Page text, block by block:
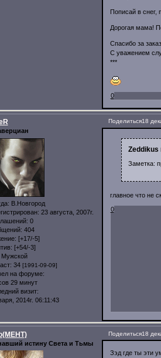
Пописай в снег,
Дорогая мама!
Спасибо за
С уважением
***
0
Поделиться18
В.Новгород
: 23 августа, 2007г.
0
404
[+17/-5]
[+54/-3]
Мужской
34 [1991-09-09]
на форуме:
29 минут
визит:
2014г. 06:11:43
Zeddikus
Заметка:
главное что не
0
Поделиться18
истину Света и Тьмы
Зэд где ты эти